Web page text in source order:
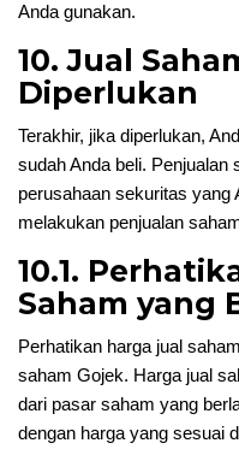
Anda gunakan.
10. Jual
Diperlukan
Terakhir, jika diperlukan,
sudah Anda beli. Penjualan
perusahaan sekuritas yang
melakukan penjualan
10.1.
Saham yang
Perhatikan harga jual
saham Gojek. Harga jual
dari pasar saham yang
dengan harga yang sesuai